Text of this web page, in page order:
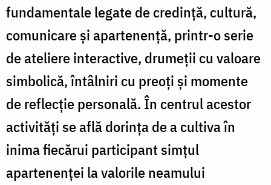
fundamentale legate decredință, cultură,
comunicare și apartenență, printr-o serie
de ateliere interactive, drumeții cu valoare
simbolică, întâlniri cu preoți și momente
de reflecție personală. În centrul acestor
activități se află dorința de a cultiva în
inima fiecărui participantsimțul
apartenenței la valorile neamului